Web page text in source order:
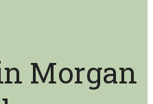
Morgan